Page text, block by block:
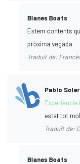
Blanes Boats
Estem contents
pròxima vegada
Traduït de:
Pablo
Experiència
estat tot
Traduït de:
Blanes Boats